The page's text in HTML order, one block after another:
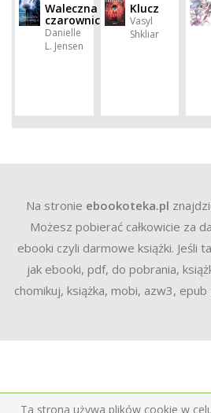
Ta strona używa plików cookie w
Waleczna
czarownica
Danielle
L. Jensen
Klucz
Vasyl
Shkliar
Na stronie ebookoteka.pl
Możesz pobierać całkowicie za
ebooki czyli darmowe książki. Jeśli
jak ebooki, pdf, do pobrania,
chomikuj, książka, mobi, azw3,